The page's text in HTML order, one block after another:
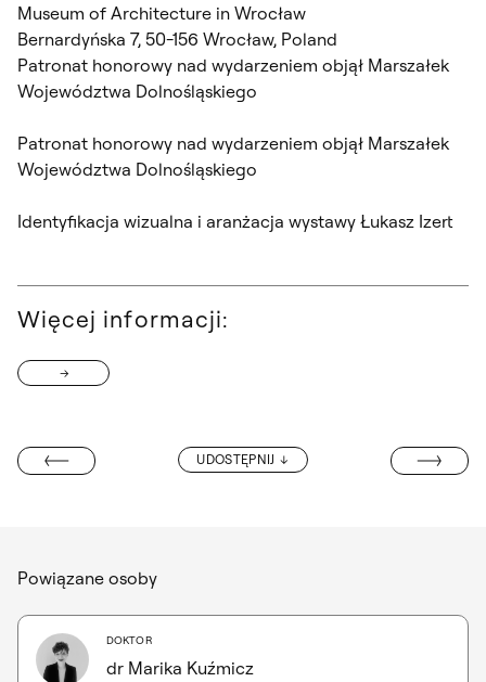
Museum of Architecture in Wrocław
Bernardyńska 7, 50-156 Wrocław, Poland
Patronat honorowy nad wydarzeniem objął Marszałek
Województwa Dolnośląskiego
Patronat honorowy nad wydarzeniem objął Marszałek
Województwa Dolnośląskiego
Identyfikacja wizualna i aranżacja wystawy Łukasz Izert
Więcej informacji:
UDOSTĘPNIJ CYKL
Powiązane osoby
DOKTOR
dr Marika Kuźmicz